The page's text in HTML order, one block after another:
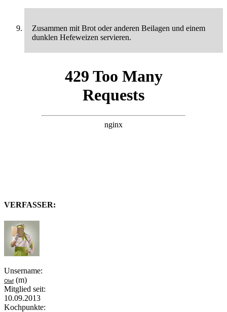
Zusammen mit Brot oder anderen Beilagen und einem
dunklen Hefeweizen servieren.
VERFASSER:
Unsername:
Olaf (m)
Mitglied seit:
10.09.2013
Kochpunkte: